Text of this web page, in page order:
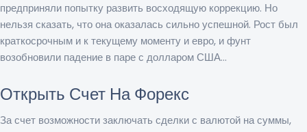
предприняли попытку развить восходящую коррекцию. Но
нельзя сказать, что она оказалась сильно успешной. Рост был
краткосрочным и к текущему моменту и евро, и фунт
возобновили падение в паре с долларом США…
Открыть Счет На Форекс
За счет возможности заключать сделки с валютой на суммы,